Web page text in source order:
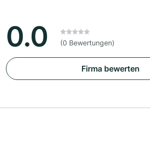
0.0 (0 Bewertungen)
Firma bewerten